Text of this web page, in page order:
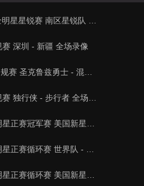
区星锐队 - 北区星锐队 全场录像
深圳 - 新疆 全场录像
克鲁兹勇士 - 混音 全场录像
独行侠 - 步行者 全场录像
美国新星队 - 美国星条队 全场录像
世界队 - 美国星条队 全场录像
美国新星队 - 美国星条队 全场录像